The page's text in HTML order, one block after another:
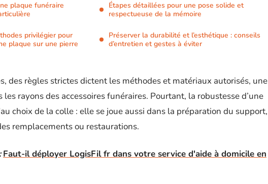
plaque funéraire
privilégier pour
plaque sur une pierre
Étapes détaillées pour une pose solide et
respectueuse de la mémoire
Préserver la durabilité et l’esthétique : conseils
d’entretien et gestes à éviter
des règles strictes dictent les méthodes et matériaux autorisés, une
rayons des accessoires funéraires. Pourtant, la robustesse d’une
choix de la colle : elle se joue aussi dans la préparation du support,
remplacements ou restaurations.
Faut-il déployer LogisFil fr dans votre service d'aide à domicile en